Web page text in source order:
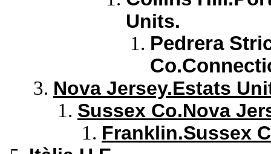
Units.
Pedrera
Nova Jersey.Estats
Sussex Co.Nova
Franklin.Sussex